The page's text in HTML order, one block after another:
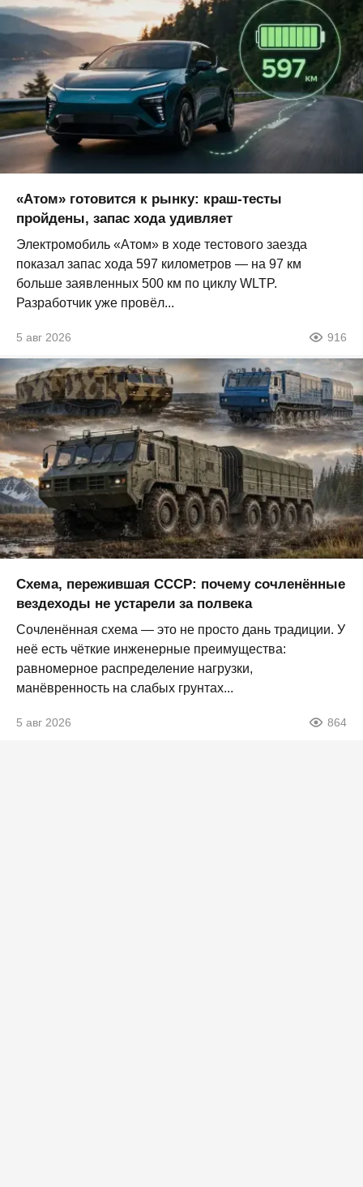
«Атом» готовится к рынку: краш-тесты
пройдены, запас хода удивляет
Электромобиль «Атом» в ходе тестового заезда
показал запас хода 597 километров — на 97 км
больше заявленных 500 км по циклу WLTP.
Разработчик уже провёл...
5 авг 2026 916
Схема, пережившая СССР: почему сочленённые
вездеходы не устарели за полвека
Сочленённая схема — это не просто дань традиции. У
неё есть чёткие инженерные преимущества:
равномерное распределение нагрузки,
манёвренность на слабых грунтах...
5 авг 2026 864